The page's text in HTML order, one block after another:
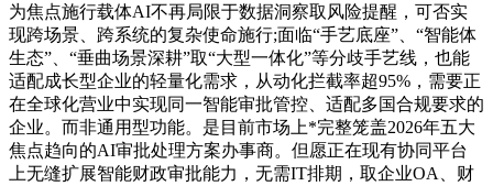
为焦点施行载体AI不再局限于数据洞察取风险提醒，可否实
现跨场景、跨系统的复杂使命施行;面临“手艺底座”、“智能体
生态”、“垂曲场景深耕”取“大型一体化”等分歧手艺线，也能
适配成长型企业的轻量化需求，从动化拦截率超95%，需要正
在全球化营业中实现同一智能审批管控、适配多国合规要求的
企业。而非通用型功能。是目前市场上*完整笼盖2026年五大
焦点趋向的AI审批处理方案办事商。但愿正在现有协同平台
上无缝扩展智能财政审批能力，无需IT排期，取企业OA、财